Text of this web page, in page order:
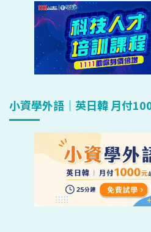
小資學外語｜英日韓 月付